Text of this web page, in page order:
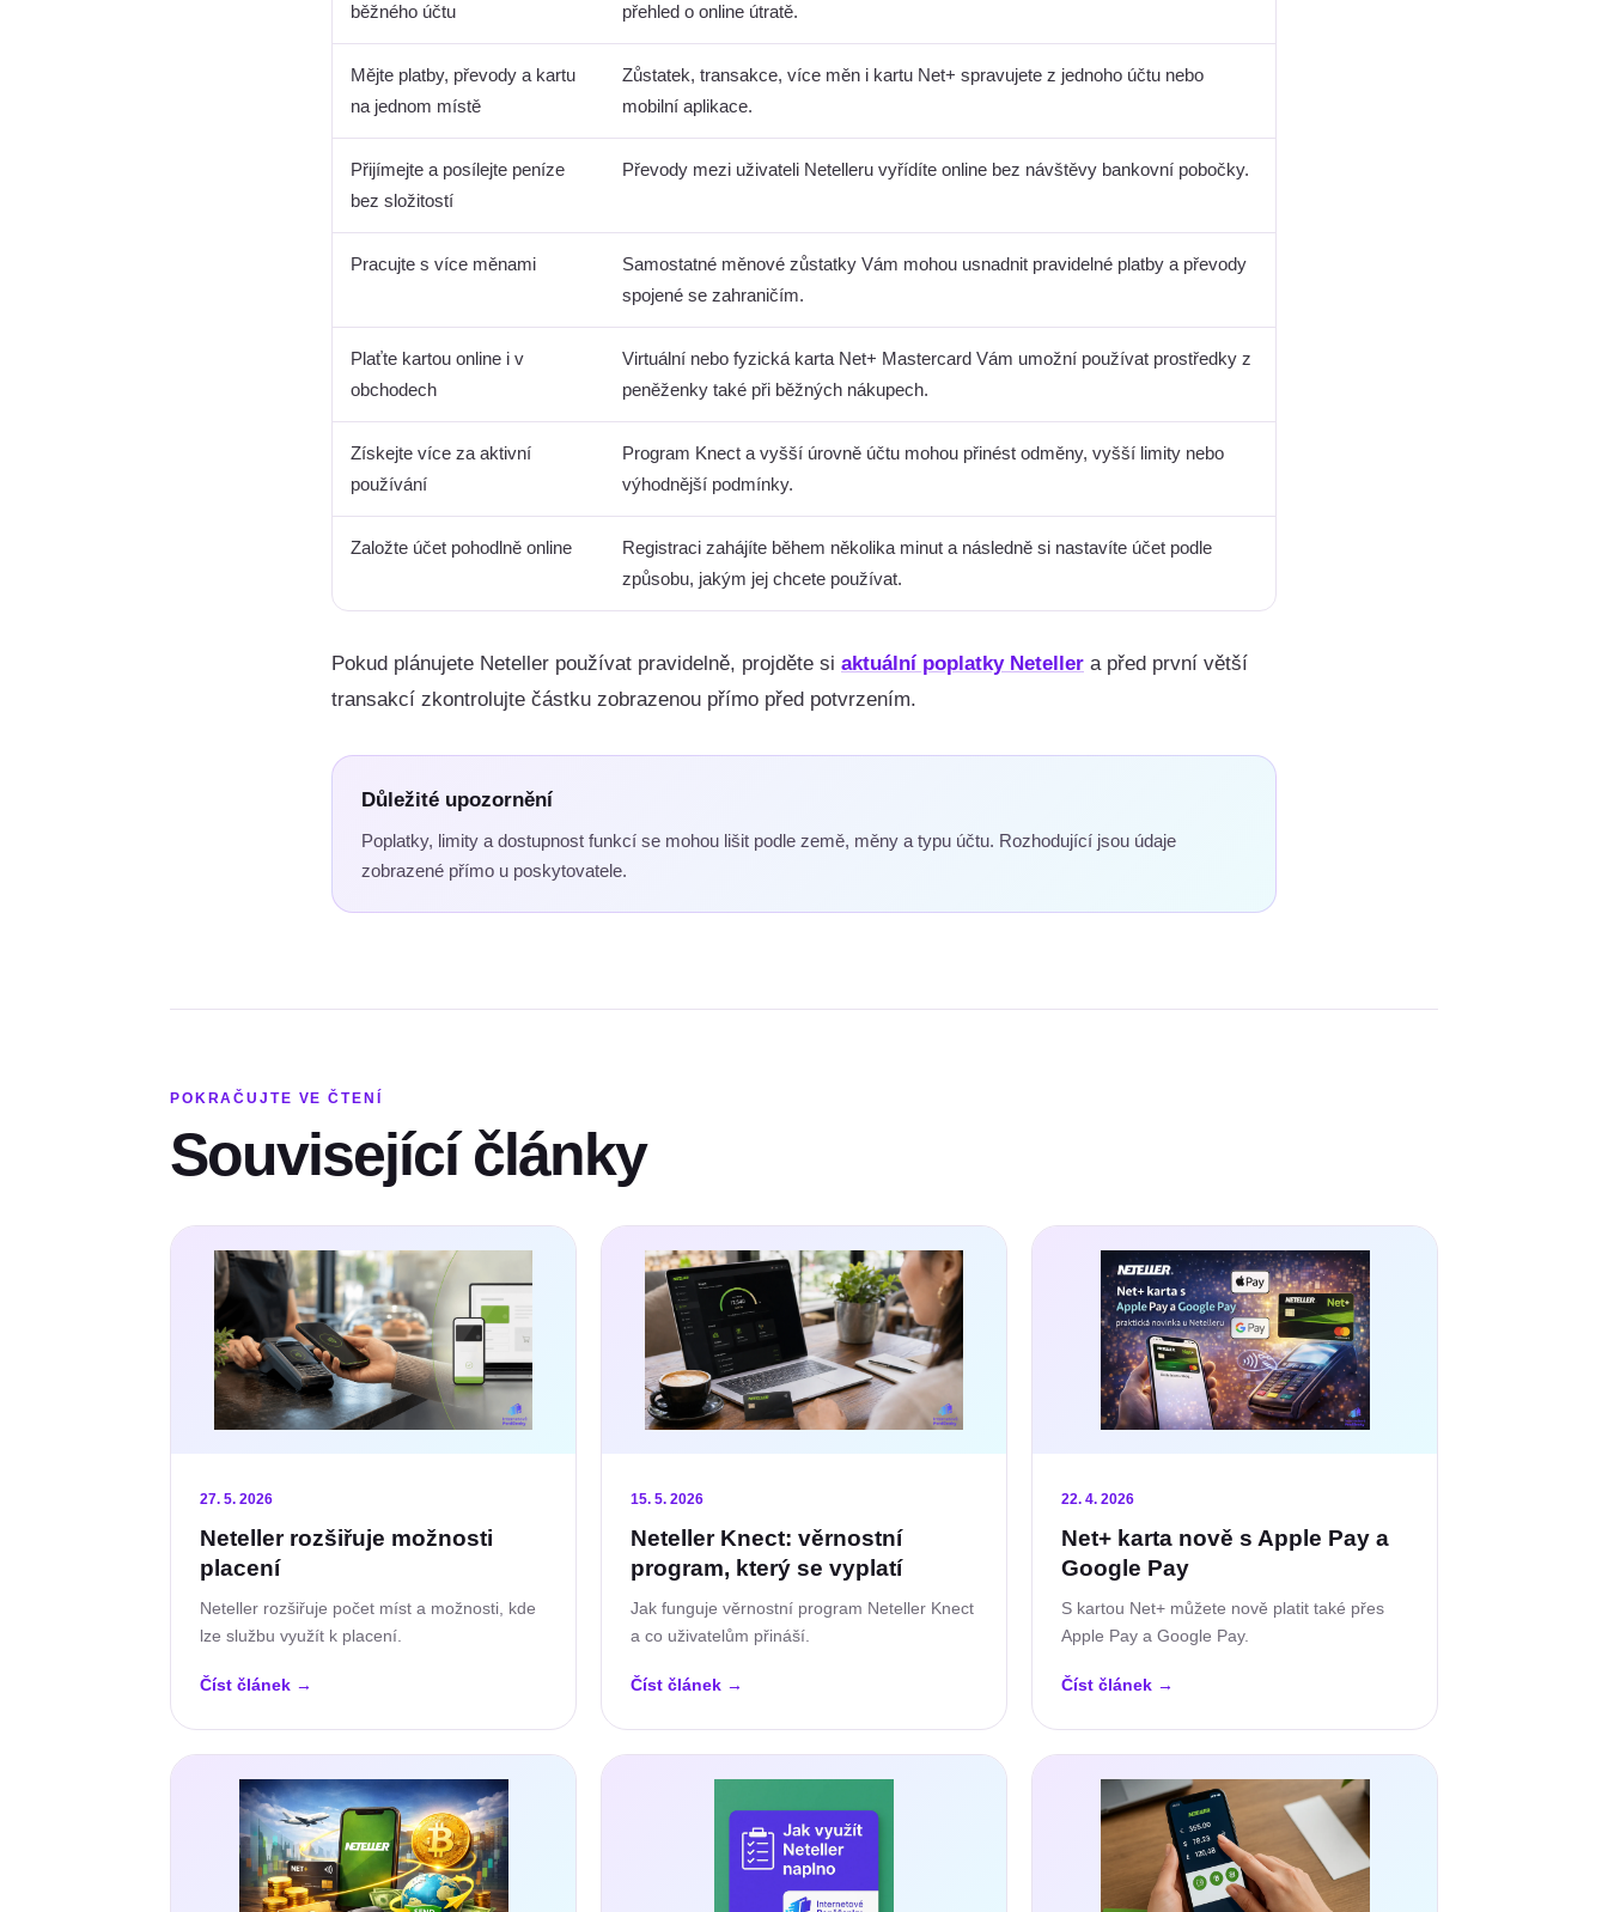
běžného účtu
přehled o online útratě.
Mějte platby, převody a kartu
na jednom místě
Zůstatek, transakce, více měn i kartu Net+ spravujete z jednoho účtu nebo
mobilní aplikace.
Přijímejte a posílejte peníze
bez složitostí
Převody mezi uživateli Netelleru vyřídíte online bez návštěvy bankovní pobočky.
Pracujte s více měnami
Samostatné měnové zůstatky Vám mohou usnadnit pravidelné platby a převody
spojené se zahraničím.
Plaťte kartou online i v
obchodech
Virtuální nebo fyzická karta Net+ Mastercard Vám umožní používat prostředky z
peněženky také při běžných nákupech.
Získejte více za aktivní
používání
Program Knect a vyšší úrovně účtu mohou přinést odměny, vyšší limity nebo
výhodnější podmínky.
Založte účet pohodlně online
Registraci zahájíte během několika minut a následně si nastavíte účet podle
způsobu, jakým jej chcete používat.
Pokud plánujete Neteller používat pravidelně, projděte si aktuální poplatky Neteller a před první větší
transakcí zkontrolujte částku zobrazenou přímo před potvrzením.
Důležité upozornění
Poplatky, limity a dostupnost funkcí se mohou lišit podle země, měny a typu účtu. Rozhodující jsou údaje
zobrazené přímo u poskytovatele.
POKRAČUJTE VE ČTENÍ
Související články
27. 5. 2026
Neteller rozšiřuje možnosti
placení
Neteller rozšiřuje počet míst a možnosti, kde
lze službu využít k placení.
Číst článek →
15. 5. 2026
Neteller Knect: věrnostní
program, který se vyplatí
Jak funguje věrnostní program Neteller Knect
a co uživatelům přináší.
Číst článek →
22. 4. 2026
Net+ karta nově s Apple Pay a
Google Pay
S kartou Net+ můžete nově platit také přes
Apple Pay a Google Pay.
Číst článek →